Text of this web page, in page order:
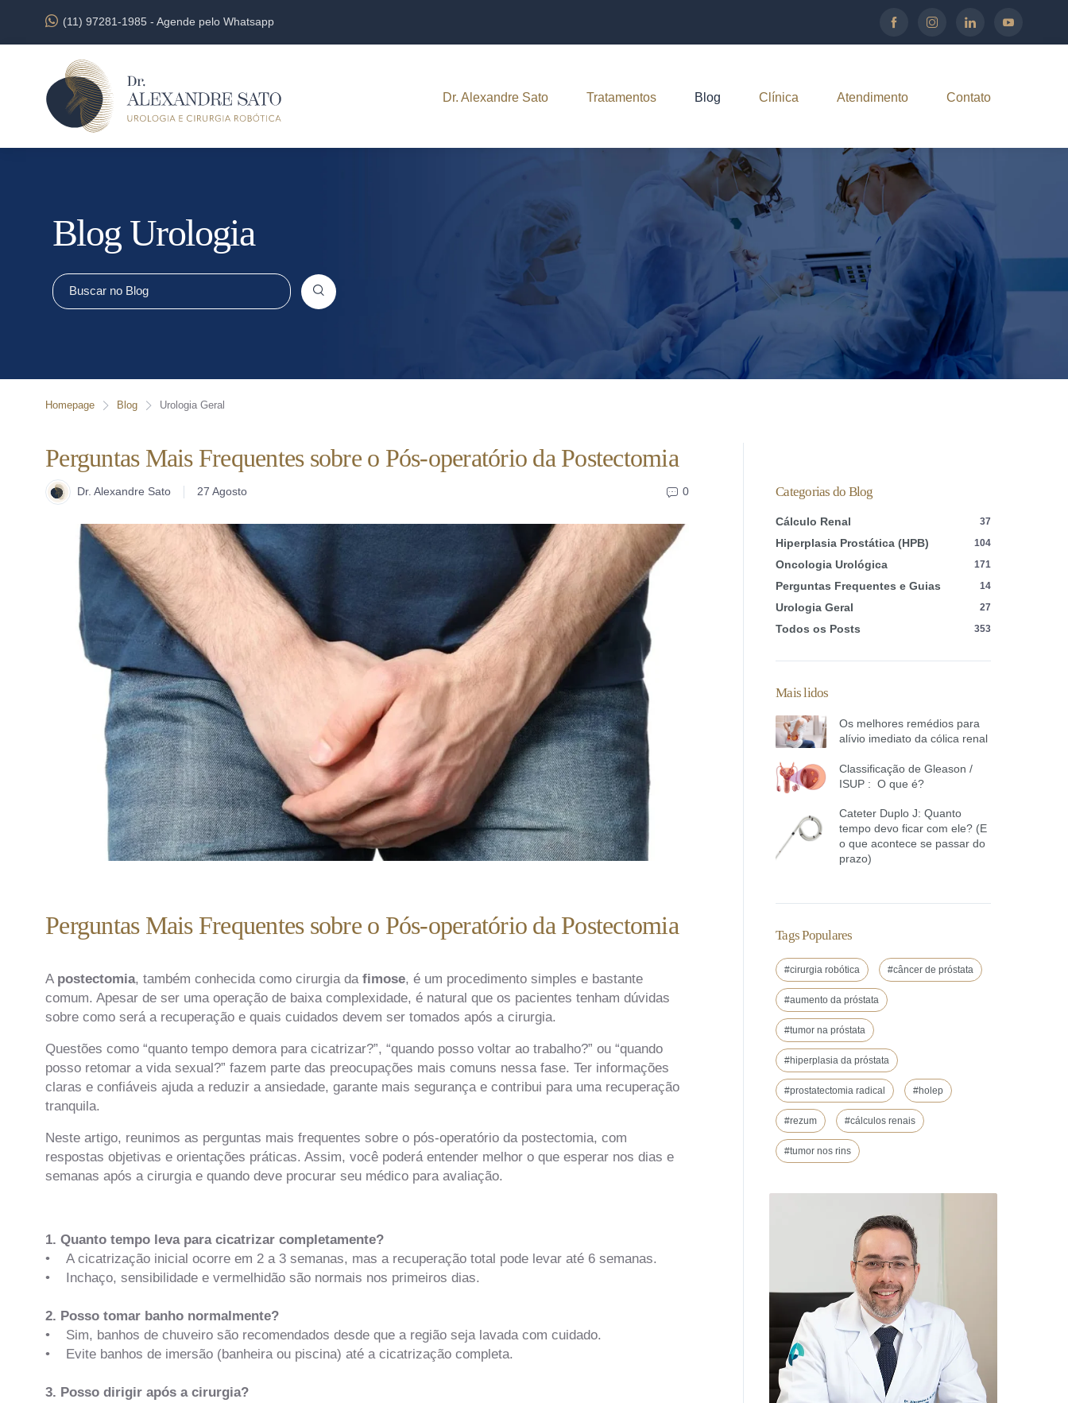
(11) 97281-1985 - Agende pelo Whatsapp
Dr. Alexandre Sato Tratamentos Blog Clínica Atendimento Contato
Blog Urologia
Homepage Blog Urologia Geral
Perguntas Mais Frequentes sobre o Pós-operatório da Postectomia
Dr. Alexandre Sato 27 Agosto 0
Perguntas Mais Frequentes sobre o Pós-operatório da Postectomia
A postectomia, também conhecida como cirurgia da fimose, é um procedimento simples e bastante
comum. Apesar de ser uma operação de baixa complexidade, é natural que os pacientes tenham dúvidas
sobre como será a recuperação e quais cuidados devem ser tomados após a cirurgia.
Questões como “quanto tempo demora para cicatrizar?”, “quando posso voltar ao trabalho?” ou “quando
posso retomar a vida sexual?” fazem parte das preocupações mais comuns nessa fase. Ter informações
claras e confiáveis ajuda a reduzir a ansiedade, garante mais segurança e contribui para uma recuperação
tranquila.
Neste artigo, reunimos as perguntas mais frequentes sobre o pós-operatório da postectomia, com
respostas objetivas e orientações práticas. Assim, você poderá entender melhor o que esperar nos dias e
semanas após a cirurgia e quando deve procurar seu médico para avaliação.
1. Quanto tempo leva para cicatrizar completamente?
• A cicatrização inicial ocorre em 2 a 3 semanas, mas a recuperação total pode levar até 6 semanas.
• Inchaço, sensibilidade e vermelhidão são normais nos primeiros dias.
2. Posso tomar banho normalmente?
• Sim, banhos de chuveiro são recomendados desde que a região seja lavada com cuidado.
• Evite banhos de imersão (banheira ou piscina) até a cicatrização completa.
3. Posso dirigir após a cirurgia?
Categorias do Blog
Cálculo Renal 37
Hiperplasia Prostática (HPB) 104
Oncologia Urológica 171
Perguntas Frequentes e Guias 14
Urologia Geral 27
Todos os Posts 353
Mais lidos
Os melhores remédios para
alívio imediato da cólica renal
Classificação de Gleason /
ISUP : O que é?
Cateter Duplo J: Quanto
tempo devo ficar com ele? (E
o que acontece se passar do
prazo)
Tags Populares
#cirurgia robótica #câncer de próstata
#aumento da próstata
#tumor na próstata
#hiperplasia da próstata
#prostatectomia radical #holep
#rezum #cálculos renais
#tumor nos rins